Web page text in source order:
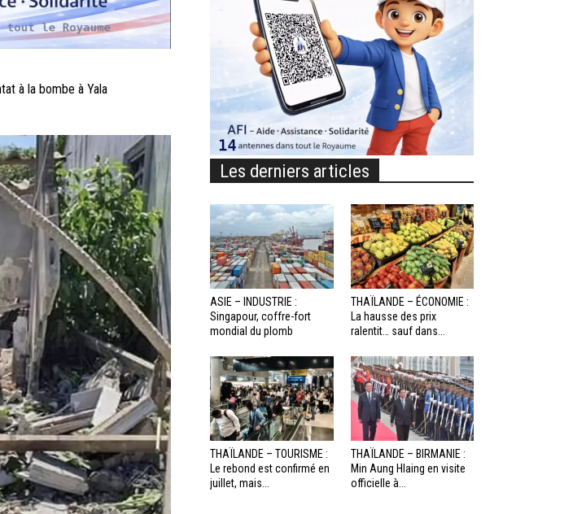
à la bombe à Yala
Les derniers articles
ASIE – INDUSTRIE :
Singapour, coffre-fort
mondial du plomb
THAÏLANDE – ÉCONOMIE :
La hausse des prix
ralentit… sauf dans...
THAÏLANDE – TOURISME :
Le rebond est confirmé en
juillet, mais...
THAÏLANDE – BIRMANIE :
Min Aung Hlaing en visite
officielle à...